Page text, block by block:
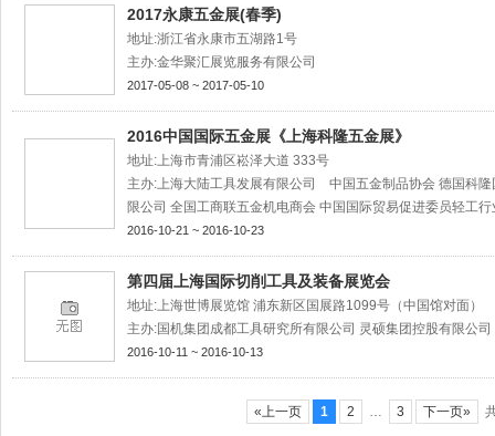
2017永康五金展(春季)
地址:浙江省永康市五湖路1号
主办:金华聚汇展览服务有限公司
2017-05-08 ~ 2017-05-10
2016中国国际五金展《上海科隆五金展》
地址:上海市青浦区崧泽大道 333号
主办:上海大陆工具发展有限公司 中国五金制品协会 德国科隆
限公司 全国工商联五金机电商会 中国国际贸易促进委员轻工行
2016-10-21 ~ 2016-10-23
第四届上海国际切削工具及装备展览会
地址:上海世博展览馆 浦东新区国展路1099号（中国馆对面）
主办:国机集团成都工具研究所有限公司 灵硕集团控股有限公司
2016-10-11 ~ 2016-10-13
«上一页 1 2 … 3 下一页»